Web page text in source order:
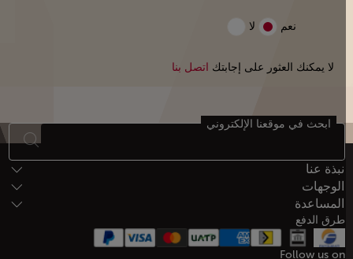
نعم
لا يمكنك العثور على إجابتكاتصل بنا
أسفل الصفحة خريطة الموقع
ابحث في موقعنا الإلكتروني
نبذة عنا
الوجهات
المساعدة
طرق الدفع
Follow us on